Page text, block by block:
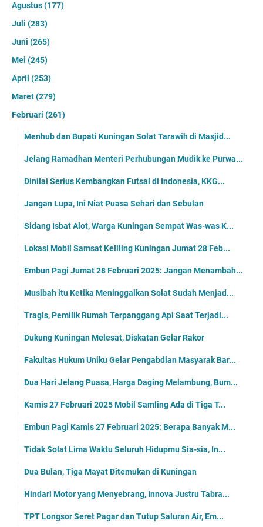
Agustus(177)
Juli (283)
Juni (265)
Mei (245)
April (253)
Maret(279)
Februari (261)
Menhub dan Bupati Kuningan Solat Tarawih di Masjid...
Jelang Ramadhan Menteri Perhubungan Mudik ke Purwa...
Dinilai Serius Kembangkan Futsal di Indonesia, KKG...
Jangan Lupa, Ini Niat Puasa Sehari dan Sebulan
Sidang Isbat Alot, Warga Kuningan Sempat Was-was K...
Lokasi Mobil Samsat Keliling Kuningan Jumat 28 Feb...
Embun Pagi Jumat 28 Februari 2025: Jangan Menambah...
Musibah itu Ketika Meninggalkan Solat Sudah Menjad...
Tragis, Pemilik Rumah Terpanggang Api Saat Terjadi...
Dukung Kuningan Melesat, Diskatan Gelar Rakor
Fakultas Hukum Uniku Gelar Pengabdian Masyarak Bar...
Dua Hari Jelang Puasa, Harga Daging Melambung, Bum...
Kamis 27 Februari 2025 Mobil Samling Ada di Tiga T...
Embun Pagi Kamis 27 Februari 2025: Berapa Banyak M...
Tidak Solat Lima Waktu Seluruh Hidupmu Sia-sia, In...
Dua Bulan, Tiga Mayat Ditemukan di Kuningan
Hindari Motor yang Menyebrang, Innova Justru Tabra...
TPT Longsor Seret Pagar dan Tutup Saluran Air, Em...